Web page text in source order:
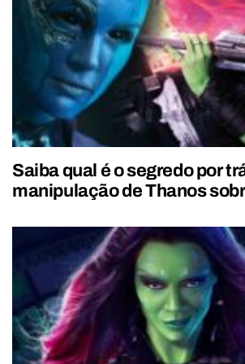
Saiba qual é o segredo por
manipulação de Thanos